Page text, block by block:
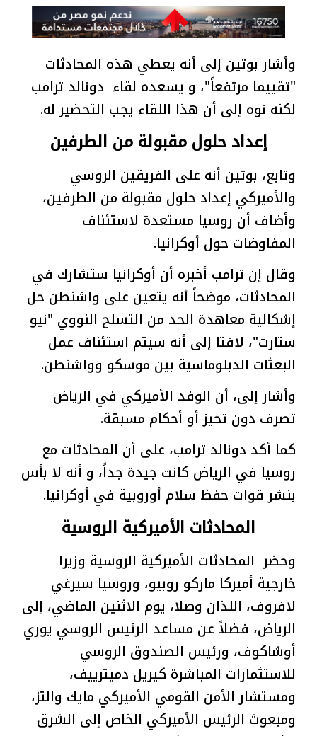
وأشار بوتين إلى أنه يعطي هذه المحادثات
"تقييما مرتفعاً"، و يسعده لقاء دونالد ترامب
لكنه نوه إلى أن هذا اللقاء يجب التحضير له.
إعداد حلول مقبولة من الطرفين
وتابع، بوتين أنه على الفريقين الروسي
والأميركي إعداد حلول مقبولة من الطرفين،
وأضاف أن روسيا مستعدة لاستئناف
المفاوضات حول أوكرانيا.
وقال إن ترامب أخبره أن أوكرانيا ستشارك في
المحادثات، موضحاً أنه يتعين على واشنطن حل
إشكالية معاهدة الحد من التسلح النووي "نيو
ستارت"، لافتا إلى أنه سيتم استئناف عمل
البعثات الدبلوماسية بين موسكو وواشنطن.
وأشار إلى، أن الوفد الأميركي في الرياض
تصرف دون تحيز أو أحكام مسبقة.
كما أكد دونالد ترامب، على أن المحادثات مع
روسيا في الرياض كانت جيدة جداً، و أنه لا بأس
بنشر قوات حفظ سلام أوروبية في أوكرانيا.
المحادثات الأميركية الروسية
وحضر المحادثات الأميركية الروسية وزيرا
خارجية أميركا ماركو روبيو، وروسيا سيرغي
لافروف، اللذان وصلا، يوم الاثنين الماضي، إلى
الرياض، فضلاً عن مساعد الرئيس الروسي يوري
أوشاكوف، ورئيس الصندوق الروسي
للاستثمارات المباشرة كيريل دميترييف،
ومستشار الأمن القومي الأميركي مايك والتز،
ومبعوث الرئيس الأميركي الخاص إلى الشرق